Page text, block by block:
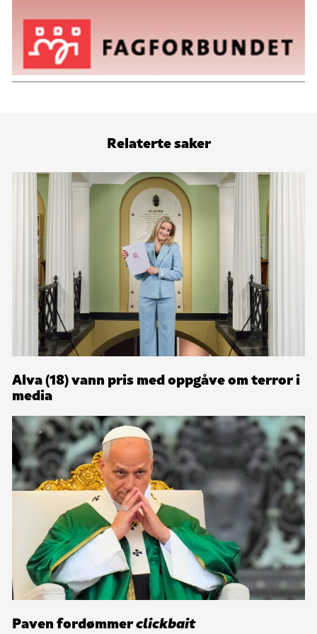
Relaterte saker
Alva (18) vann pris med oppgåve om terror i
media
Paven fordømmerclickbait